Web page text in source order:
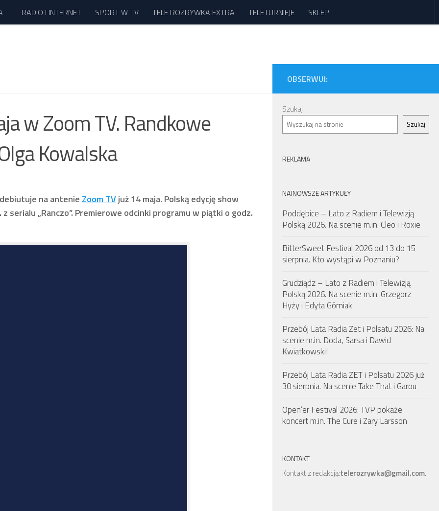
RADIO I INTERNET SPORT W TV TELE ROZRYWKA EXTRA TELETURNIEJE SKLEP
w Zoom TV. Randkowe
Kowalska
na antenie Zoom TVjuż 14 maja. Polską edycję show
serialu „Ranczo”. Premierowe odcinki programu w piątki o godz.
OBSERWUJ:
Szukaj
Szukaj
REKLAMA
NAJNOWSZE ARTYKUŁY
Poddębice – Lato z Radiem i Telewizją
Polską 2026. Na scenie m.in. Cleo i Roxie
BitterSweet Festival 2026 od 13 do 15
sierpnia. Kto wystąpi w Poznaniu?
Grudziądz – Lato z Radiem i Telewizją
Polską 2026. Na scenie m.in. Grzegorz
Hyży i Edyta Górniak
Przebój Lata Radia Zet i Polsatu 2026: Na
scenie m.in. Doda, Sarsa i Dawid
Kwiatkowski!
Przebój Lata Radia ZET i Polsatu 2026 już
30 sierpnia. Na scenie Take That i Garou
Open’er Festival 2026: TVP pokaże
koncert m.in. The Cure i Zary Larsson
KONTAKT
Kontakt z redakcją:telerozrywka@gmail.com.